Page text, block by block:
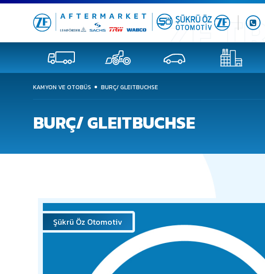
KAMYON VE OTOBÜS BURÇ/ GLEITBUCHSE
BURÇ/ GLEITBUCHSE
Şükrü Öz Otomotiv